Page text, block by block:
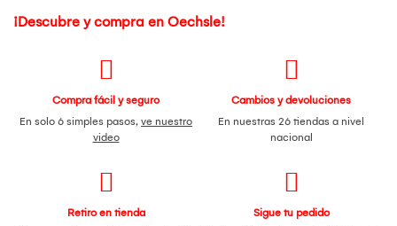
¡Descubre y compra en Oechsle!
Compra fácil y seguro
En solo 6 simples pasos, ve nuestro
video
Cambios y devoluciones
En nuestras 26 tiendas a nivel
nacional
Retiro en tienda
Sigue tu pedido